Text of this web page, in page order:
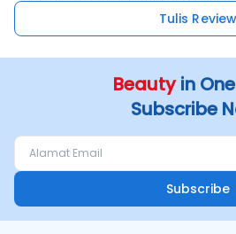
Tulis Review
Beautyin
Subscribe
Subscribe